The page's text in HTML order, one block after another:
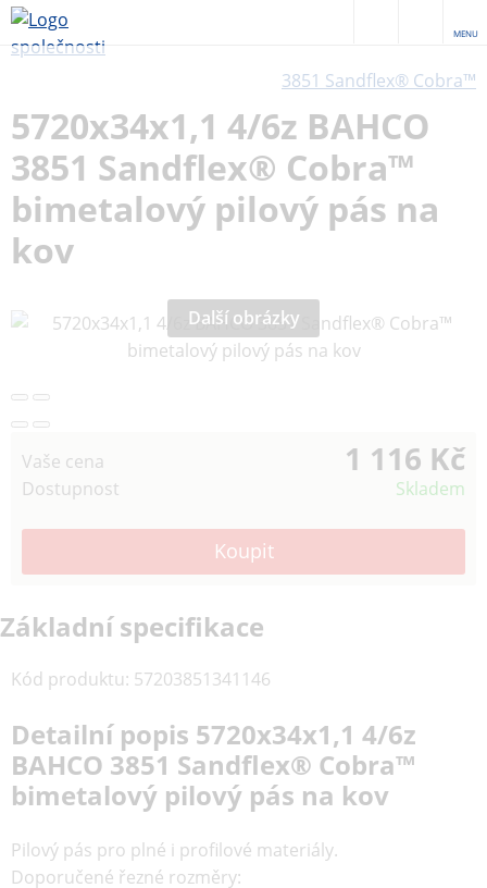
MENU
3851 Sandflex® Cobra™
5720x34x1,1 4/6z BAHCO
3851 Sandflex® Cobra™
bimetalový pilový pás na
kov
Další obrázky
Vaše cena 1 116 Kč
Dostupnost Skladem
Základní specifikace
Kód produktu: 57203851341146
Detailní popis 5720x34x1,1 4/6z
BAHCO 3851 Sandflex® Cobra™
bimetalový pilový pás na kov
Pilový pás pro plné i profilové materiály.
Doporučené řezné rozměry: